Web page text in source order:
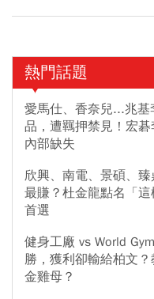
熱門話題
愛馬仕、香奈兒...兆
品，遭羈押禁見！宏
內部缺失
欣興、南電、景碩、
最賺？杜金龍點名「
首選
健身工廠 vs World
勝，獲利卻輸給柏文
金雞母？